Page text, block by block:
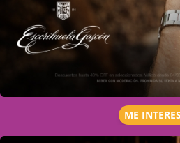
ME